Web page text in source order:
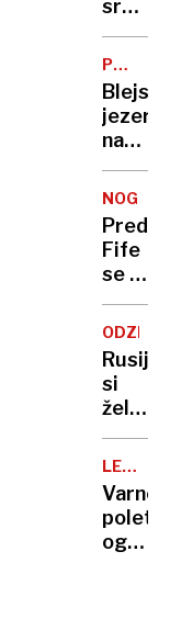
našli
naj
bi ga
do
smrti
PREVEČ
LJUDI
jezero,
naš
alpski
biser,
v
resnici
ni v
stanju
Fife
se je
uklonil
ZDA,
Izrael
ostaja
v
vseh
ODZIV
Rusija
si
želi,
da bi
Nato
njena
letala.
Zakaj
DRUŽBE